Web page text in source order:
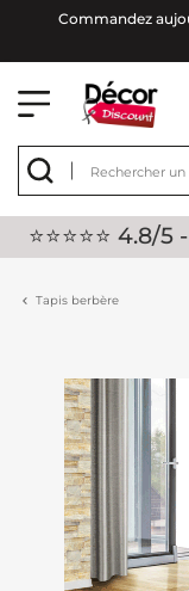
Commandez
⭐⭐⭐⭐⭐
Tapis berbère